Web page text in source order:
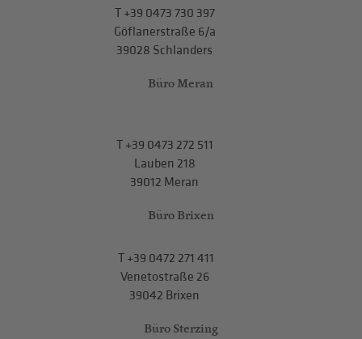
T+39 0473 730 397
Göflanerstraße 6/a
39028 Schlanders
Büro Meran
T+39 0473 272 511
Lauben 218
39012 Meran
Büro Brixen
T+39 0472 271 411
Venetostraße 26
39042 Brixen
Büro Sterzing